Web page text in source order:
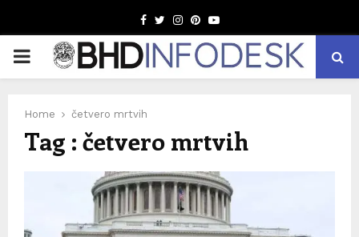
Facebook
TwitterInstagram
Pinterest
Youtube
PRIMARY
Home četvero mrtvih
Tag : četvero mrtvih